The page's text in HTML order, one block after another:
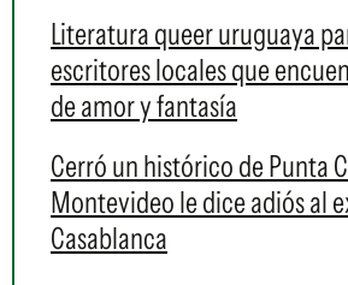
Literatura queer uruguaya
escritores locales que
de amor y fantasía
Cerró un histórico de Punta
Montevideo le dice adiós al
Casablanca